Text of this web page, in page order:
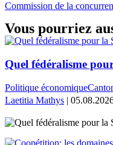
Commission de la
Vous pourriez
Quel fédéralisme
Politique économique
Laetitia Mathys |